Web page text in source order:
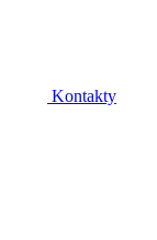
Kontakty